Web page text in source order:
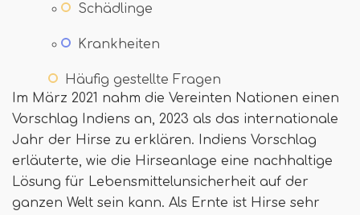
Schädlinge
Krankheiten
Häufig gestellte Fragen
Im März 2021 nahm die Vereinten Nationen einen
Vorschlag Indiens an, 2023 als das internationale
Jahr der Hirse zu erklären. Indiens Vorschlag
erläuterte, wie die Hirseanlage eine nachhaltige
Lösung für Lebensmittelunsicherheit auf der
ganzen Welt sein kann. Als Ernte ist Hirse sehr